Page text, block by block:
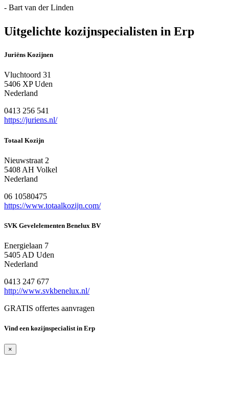
- Bart van der Linden
Uitgelichte kozijnspecialisten in Erp
Juriëns Kozijnen
Vluchtoord 31
5406 XP Uden
Nederland
0413 256 541
https://juriens.nl/
Totaal Kozijn
Nieuwstraat 2
5408 AH Volkel
Nederland
06 10580475
https://www.totaalkozijn.com/
SVK Gevelelementen Benelux BV
Energielaan 7
5405 AD Uden
Nederland
0413 247 677
http://www.svkbenelux.nl/
GRATIS offertes aanvragen
Vind een kozijnspecialist in Erp
×